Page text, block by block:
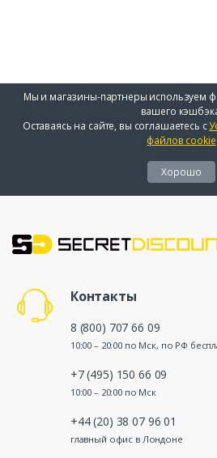
Мы и магазины-партнеры используем
вашего
Оставаясь на сайте, вы соглашаетесь с
файлов cookie
Хорошо
Контакты
8 (800) 707 66 09
10:00 – 20:00 по Мск, по РФ
+7 (495) 150 66 09
10:00 – 20:00 по Мск
+44 (20) 38 07 96 01
главный офис в Лондоне